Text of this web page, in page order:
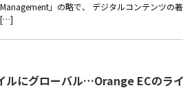
」の略で、 デジタルコンテンツの
[…]
ルにグローバル…Orange ECのラ